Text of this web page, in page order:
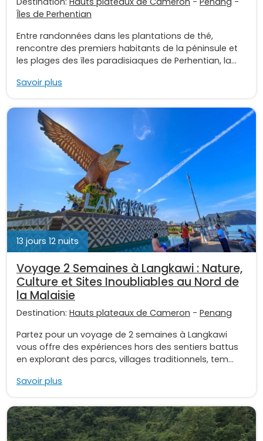
Îles de Perhentian
Entre randonnées dans les plantations de thé,
rencontre des premiers habitants de la péninsule et
les plages des îles paradisiaques de Perhentian, la...
Savoir plus
13 jours 12 nuits
Voyage 2 Semaines à Langkawi : Nature,
Culture et Sites Inoubliables au Nord de
la Malaisie
Destination: Hauts plateaux de Cameron - Penang
Partez pour un voyage de 2 semaines à Langkawi
vous offre des expériences hors des sentiers battus
en explorant des parcs, villages traditionnels, tem...
Savoir plus